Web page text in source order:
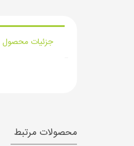
جزئیات محصول
محصولات مرتبط